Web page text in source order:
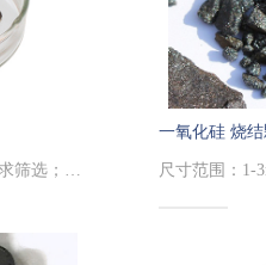
尺寸范围：1-40mm，按客户要求筛选；纯度：99.99%
一氧化硅 烧